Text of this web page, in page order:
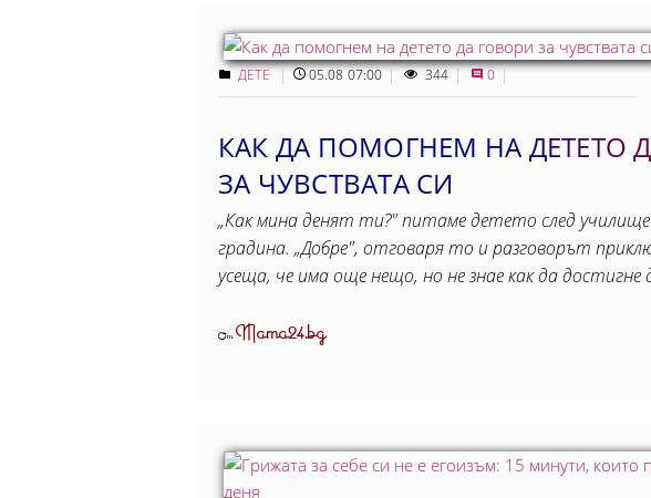
ДЕТЕ 05.08 07:00 344 0
КАК ДА ПОМОГНЕМ НА ДЕТЕТО
ЗА ЧУВСТВАТА СИ
„Как мина денят ти?" питаме детето след
градина. „Добре", отговаря то и разговорът
усеща, че има още нещо, но не знае как да достигне
ОтMama24.bg